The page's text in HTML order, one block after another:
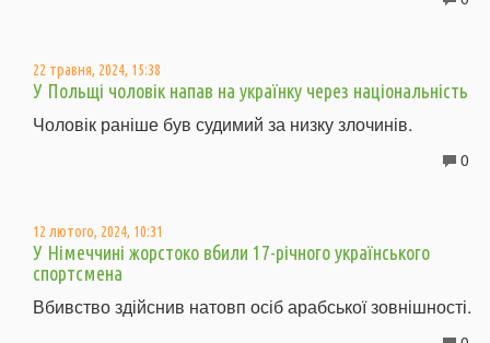
22 травня, 2024, 15:38
У Польщі чоловік напав на українку через національність
Чоловік раніше був судимий за низку злочинів.
0
12 лютого, 2024, 10:31
У Німеччині жорстоко вбили 17-річного українського
спортсмена
Вбивство здійснив натовп осіб арабської зовнішності.